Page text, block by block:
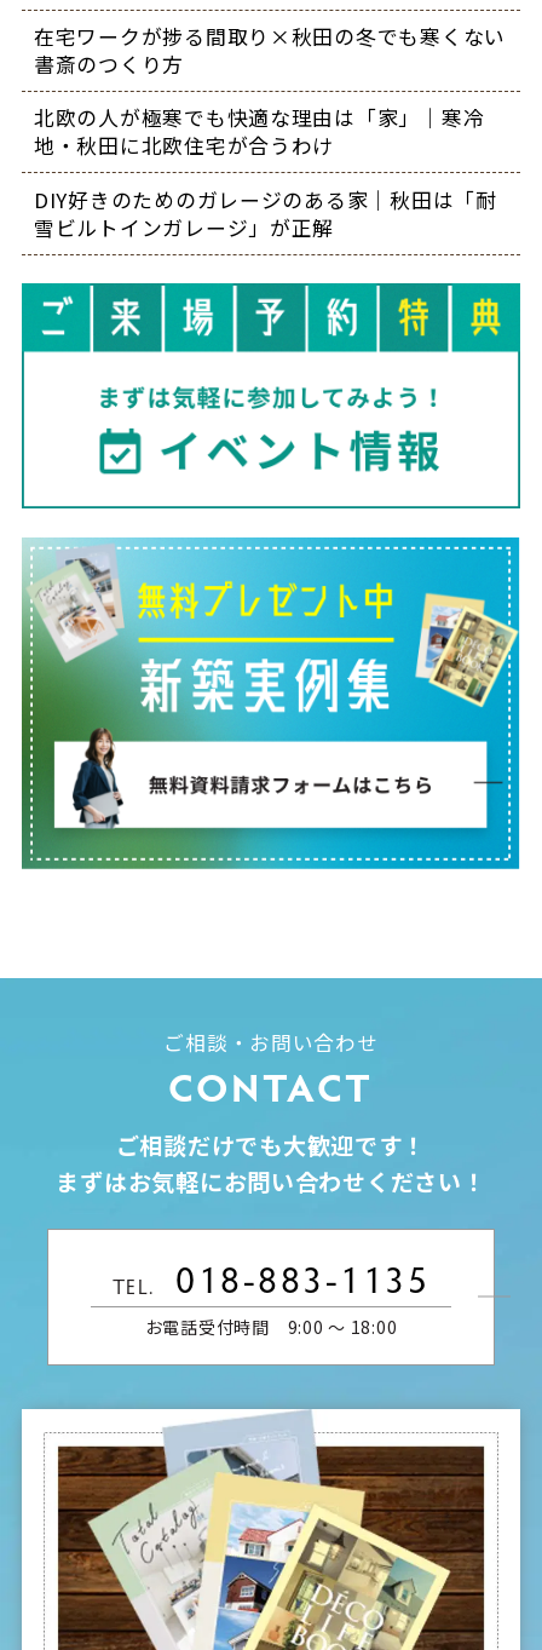
在宅ワークが捗る間取り×秋田の冬でも寒くない
書斎のつくり方
北欧の人が極寒でも快適な理由は「家」｜寒冷
地・秋田に北欧住宅が合うわけ
DIY好きのためのガレージのある家｜秋田は「耐
雪ビルトインガレージ」が正解
ご相談・お問い合わせ
CONTACT
ご相談だけでも大歓迎です！
まずはお気軽にお問い合わせください！
TEL. 018-883-1135
お電話受付時間 9:00 〜 18:00